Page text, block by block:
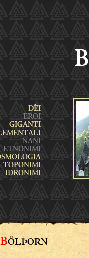
BÖLÞORN